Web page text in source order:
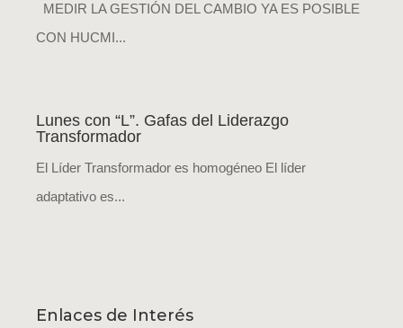
MEDIR LA GESTIÓN DEL CAMBIO YA ES POSIBLE
CON HUCMI...
Lunes con “L”. Gafas del Liderazgo
Transformador
El Líder Transformador es homogéneo El líder
adaptativo es...
Enlaces de Interés